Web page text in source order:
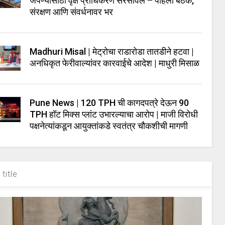
संरक्षण आणि संवर्धनावर भर
Madhuri Misal | मेट्रोचा राडारोडा तातडीने हटवा |
अनधिकृत फेरीवाल्यांवर कारवाईचे आदेश | माधुरी मिसाळ
Pune News | 120 TPH ची कागदपत्रे देऊन 90
TPH हॉट मिक्स प्लांट उभारल्याचा आरोप | माजी विरोधी
पक्षनेत्यांकडून आयुक्तांकडे स्वतंत्र चौकशीची मागणी